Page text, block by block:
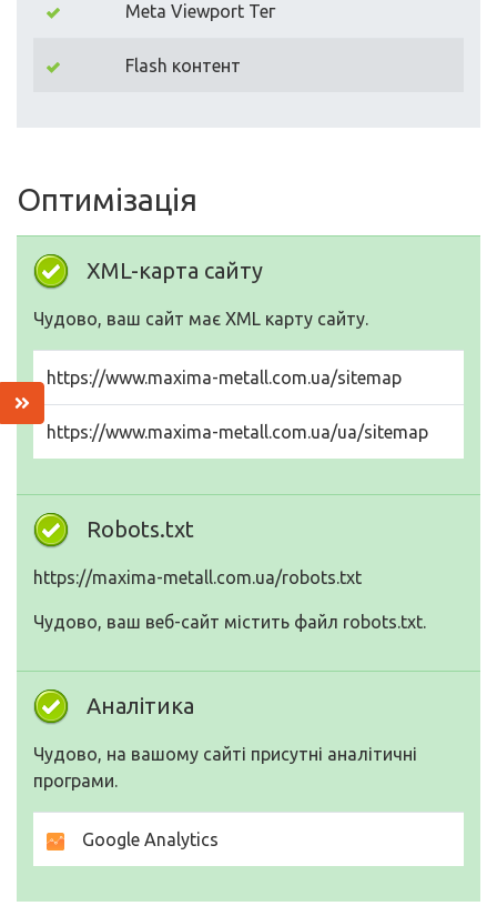
Meta Viewport Тег
Flash контент
Оптимізація
XML-карта сайту
Чудово, ваш сайт має XML карту сайту.
https://www.maxima-metall.com.ua/sitemap
https://www.maxima-metall.com.ua/ua/sitemap
Robots.txt
https://maxima-metall.com.ua/robots.txt
Чудово, ваш веб-сайт містить файл robots.txt.
Аналітика
Чудово, на вашому сайті присутні аналітичні
програми.
Google Analytics